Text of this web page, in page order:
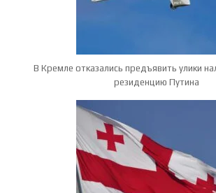
В Кремле отказались предъявить улики
резиденцию Путина